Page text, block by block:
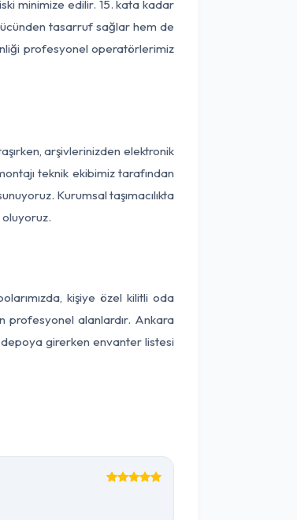
minimize edilir. 15. kata kadar
tasarruf sağlar hem de
profesyonel operatörlerimiz
arşivlerinizden elektronik
teknik ekibimiz tarafından
Kurumsal taşımacılıkta
oluyoruz.
kişiye özel kilitli oda
profesyonel alanlardır. Ankara
girerken envanter listesi